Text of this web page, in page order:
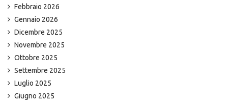
Febbraio 2026
Gennaio 2026
Dicembre 2025
Novembre 2025
Ottobre 2025
Settembre 2025
Luglio 2025
Giugno 2025